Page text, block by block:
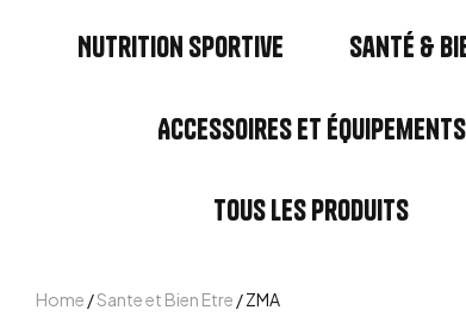
Nutrition Sportive Santé &
Accessoires et Équipements
Tous les Produits
Home /Sante et Bien Etre / ZMA